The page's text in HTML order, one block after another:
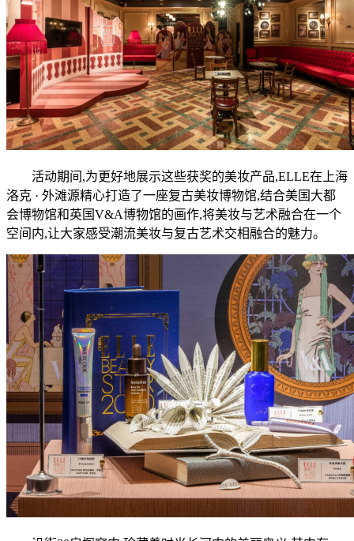
活动期间,为更好地展示这些获奖的美妆产品,ELLE在上海
洛克 · 外滩源精心打造了一座复古美妆博物馆,结合美国大都
会博物馆和英国V&A博物馆的画作,将美妆与艺术融合在一个
空间内,让大家感受潮流美妆与复古艺术交相融合的魅力。